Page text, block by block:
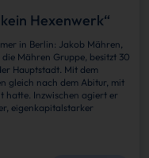
Hexenwerk“
in Berlin: Jakob Mähren,
Mähren Gruppe, besitzt 30
Hauptstadt. Mit dem
gleich nach dem Abitur, mit
hatte. Inzwischen agiert er
eigenkapitalstarker